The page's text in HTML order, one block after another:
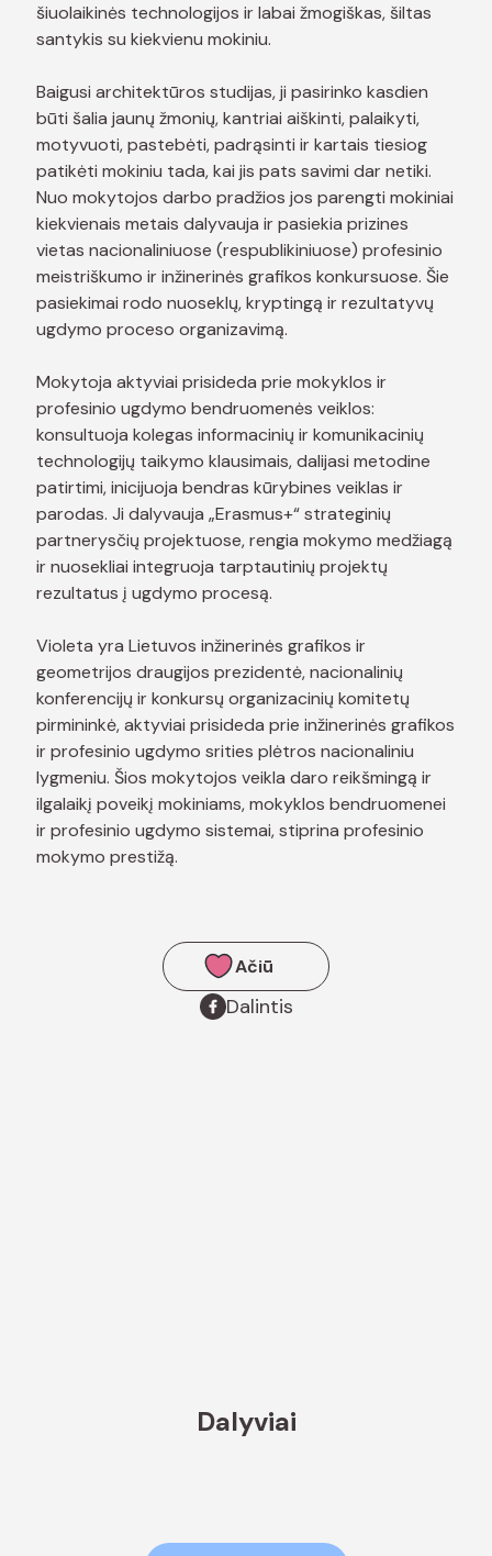
šiuolaikinės technologijos ir labai žmogiškas, šiltas
santykis su kiekvienu mokiniu.
Baigusi architektūros studijas, ji pasirinko kasdien
būti šalia jaunų žmonių, kantriai aiškinti, palaikyti,
motyvuoti, pastebėti, padrąsinti ir kartais tiesiog
patikėti mokiniu tada, kai jis pats savimi dar netiki.
Nuo mokytojos darbo pradžios jos parengti mokiniai
kiekvienais metais dalyvauja ir pasiekia prizines
vietas nacionaliniuose (respublikiniuose) profesinio
meistriškumo ir inžinerinės grafikos konkursuose. Šie
pasiekimai rodo nuoseklų, kryptingą ir rezultatyvų
ugdymo proceso organizavimą.
Mokytoja aktyviai prisideda prie mokyklos ir
profesinio ugdymo bendruomenės veiklos:
konsultuoja kolegas informacinių ir komunikacinių
technologijų taikymo klausimais, dalijasi metodine
patirtimi, inicijuoja bendras kūrybines veiklas ir
parodas. Ji dalyvauja „Erasmus+“ strateginių
partnerysčių projektuose, rengia mokymo medžiagą
ir nuosekliai integruoja tarptautinių projektų
rezultatus į ugdymo procesą.
Violeta yra Lietuvos inžinerinės grafikos ir
geometrijos draugijos prezidentė, nacionalinių
konferencijų ir konkursų organizacinių komitetų
pirmininkė, aktyviai prisideda prie inžinerinės grafikos
ir profesinio ugdymo srities plėtros nacionaliniu
lygmeniu. Šios mokytojos veikla daro reikšmingą ir
ilgalaikį poveikį mokiniams, mokyklos bendruomenei
ir profesinio ugdymo sistemai, stiprina profesinio
mokymo prestižą.
Ačiū
Dalintis
Dalyviai